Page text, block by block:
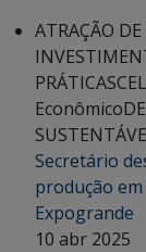
ATRAÇÃO DE
PRÁTICAS
Econômico
Secretário
produção
Expogrande
10 abr 2025